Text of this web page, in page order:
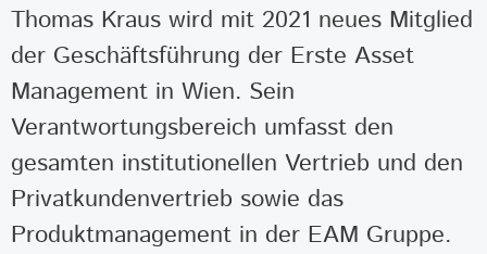
Thomas Kraus wird mit 2021 neues Mitglied
der Geschäftsführung der Erste Asset
Management in Wien. Sein
Verantwortungsbereich umfasst den
gesamten institutionellen Vertrieb und den
Privatkundenvertrieb sowie das
Produktmanagement in der EAM Gruppe.